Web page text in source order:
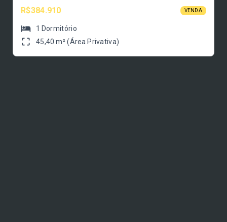
R$384.910 VENDA
1 Dormitório
45,40 m² (Área Privativa)